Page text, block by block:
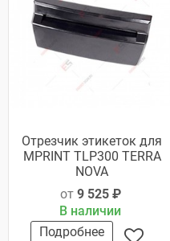
Отрезчик этикеток для
MPRINT TLP300 TERRA
NOVA
от 9 525 ₽
В наличии
Подробнее